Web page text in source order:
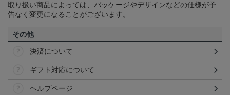
取り扱い商品によっては、パッケージやデザインなどの仕様が予
告なく変更になることがございます。
その他
決済について
ギフト対応について
ヘルプページ